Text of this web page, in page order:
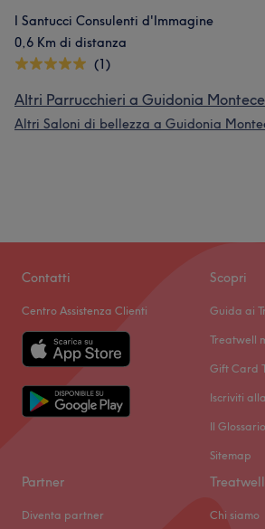
I Santucci Consulenti d'Immagine
0,6 Km di distanza
(1)
Altri Parrucchieri a Guidonia
Altri Saloni di bellezza a Guidonia
Contatti
Centro Assistenza Clienti
Scopri
Guida ai
Treatwell
Gift Card
Iscriviti
Il
Sitemap
Partner
Diventa partner
Treatwell
Chi siamo